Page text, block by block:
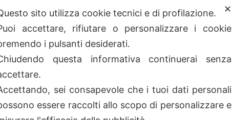
✕
sito utilizza cookie tecnici e di profilazione.
accettare, rifiutare o personalizzare i cookie
i pulsanti desiderati.
questa informativa continuerai senza
sei consapevole che i tuoi dati personali
essere raccolti allo scopo di personalizzare e